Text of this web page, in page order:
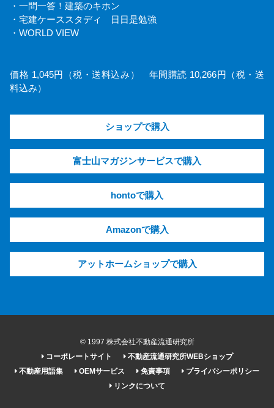
・一問一答！建築のキホン
・宅建ケーススタディ 日日是勉強
・WORLD VIEW
価格 1,045円（税・送料込み） 年間購読 10,266円（税・送
料込み）
ショップで購入
富士山マガジンサービスで購入
hontoで購入
Amazonで購入
アットホームショップで購入
© 1997 株式会社不動産流通研究所
コーポレートサイト
不動産流通研究所WEBショップ
不動産用語集
OEMサービス 免責事項
プライバシーポリシー
リンクについて